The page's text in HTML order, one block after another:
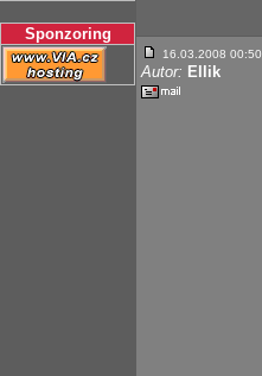
Sponzoring
16.03.2008 00:50
Autor: Ellik